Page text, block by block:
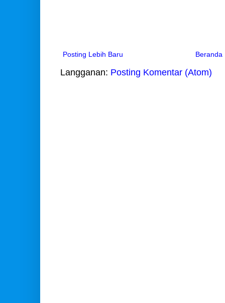
Posting Lebih Baru Beranda
Langganan: Posting Komentar (Atom)